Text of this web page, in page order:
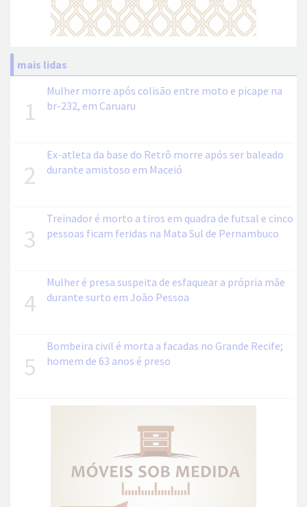
mais lidas
1
Mulher morre após colisão entre moto e picape na
br-232, em Caruaru
2
Ex-atleta da base do Retrô morre após ser baleado
durante amistoso em Maceió
3
Treinador é morto a tiros em quadra de futsal e cinco
pessoas ficam feridas na Mata Sul de Pernambuco
4
Mulher é presa suspeita de esfaquear a própria mãe
durante surto em João Pessoa
5
Bombeira civil é morta a facadas no Grande Recife;
homem de 63 anos é preso